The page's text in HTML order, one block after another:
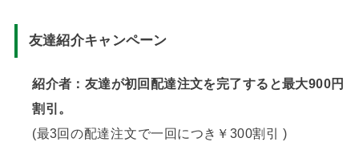
友達紹介キャンペーン
紹介者：友達が初回配達注文を完了すると最大900円
割引。
(最3回⁠の配⁠達⁠注⁠文⁠で一回につき￥300割⁠引 )